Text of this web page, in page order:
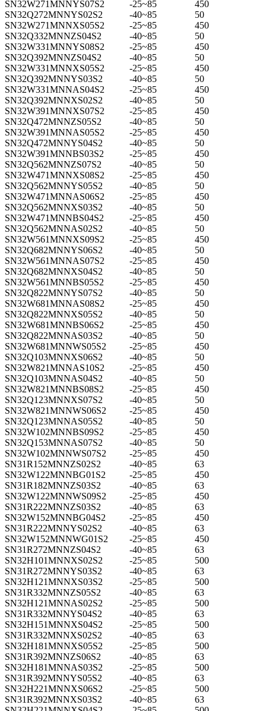
SN32W271MNNYS07S2
-25~85
450
SN32Q272MNNYS02S2
-40~85
50
SN32W271MNNXS05S2
-25~85
450
SN32Q332MNNZS04S2
-40~85
50
SN32W331MNNYS08S2
-25~85
450
SN32Q392MNNZS04S2
-40~85
50
SN32W331MNNXS05S2
-25~85
450
SN32Q392MNNYS03S2
-40~85
50
SN32W331MNNAS04S2
-25~85
450
SN32Q392MNNXS02S2
-40~85
50
SN32W391MNNXS07S2
-25~85
450
SN32Q472MNNZS05S2
-40~85
50
SN32W391MNNAS05S2
-25~85
450
SN32Q472MNNYS04S2
-40~85
50
SN32W391MNNBS03S2
-25~85
450
SN32Q562MNNZS07S2
-40~85
50
SN32W471MNNXS08S2
-25~85
450
SN32Q562MNNYS05S2
-40~85
50
SN32W471MNNAS06S2
-25~85
450
SN32Q562MNNXS03S2
-40~85
50
SN32W471MNNBS04S2
-25~85
450
SN32Q562MNNAS02S2
-40~85
50
SN32W561MNNXS09S2
-25~85
450
SN32Q682MNNYS06S2
-40~85
50
SN32W561MNNAS07S2
-25~85
450
SN32Q682MNNXS04S2
-40~85
50
SN32W561MNNBS05S2
-25~85
450
SN32Q822MNNYS07S2
-40~85
50
SN32W681MNNAS08S2
-25~85
450
SN32Q822MNNXS05S2
-40~85
50
SN32W681MNNBS06S2
-25~85
450
SN32Q822MNNAS03S2
-40~85
50
SN32W681MNNWS05S2
-25~85
450
SN32Q103MNNXS06S2
-40~85
50
SN32W821MNNAS10S2
-25~85
450
SN32Q103MNNAS04S2
-40~85
50
SN32W821MNNBS08S2
-25~85
450
SN32Q123MNNXS07S2
-40~85
50
SN32W821MNNWS06S2
-25~85
450
SN32Q123MNNAS05S2
-40~85
50
SN32W102MNNBS09S2
-25~85
450
SN32Q153MNNAS07S2
-40~85
50
SN32W102MNNWS07S2
-25~85
450
SN31R152MNNZS02S2
-40~85
63
SN32W122MNNBG01S2
-25~85
450
SN31R182MNNZS03S2
-40~85
63
SN32W122MNNWS09S2
-25~85
450
SN31R222MNNZS03S2
-40~85
63
SN32W152MNNBG04S2
-25~85
450
SN31R222MNNYS02S2
-40~85
63
SN32W152MNNWG01S2
-25~85
450
SN31R272MNNZS04S2
-40~85
63
SN32H101MNNXS02S2
-25~85
500
SN31R272MNNYS03S2
-40~85
63
SN32H121MNNXS03S2
-25~85
500
SN31R332MNNZS05S2
-40~85
63
SN32H121MNNAS02S2
-25~85
500
SN31R332MNNYS04S2
-40~85
63
SN32H151MNNXS04S2
-25~85
500
SN31R332MNNXS02S2
-40~85
63
SN32H181MNNXS05S2
-25~85
500
SN31R392MNNZS06S2
-40~85
63
SN32H181MNNAS03S2
-25~85
500
SN31R392MNNYS05S2
-40~85
63
SN32H221MNNXS06S2
-25~85
500
SN31R392MNNXS03S2
-40~85
63